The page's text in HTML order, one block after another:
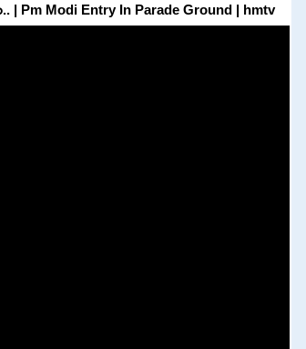
Modi Entry In Parade Ground | hmtv